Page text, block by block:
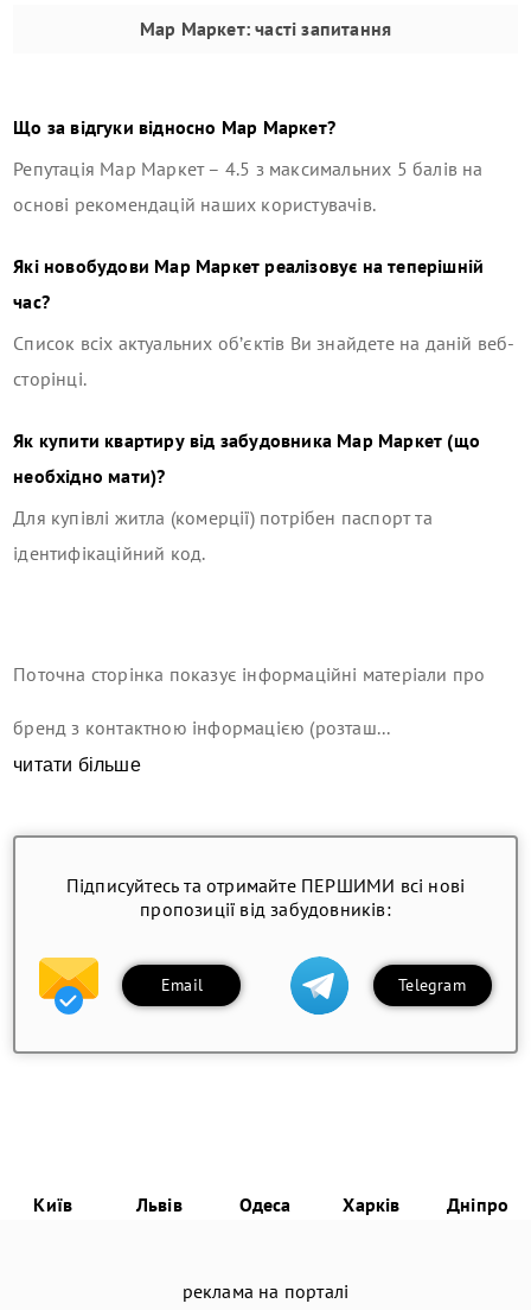
Мар Маркет: часті запитання
Що за відгуки відносно Мар Маркет?
Репутація Мар Маркет– 4.5 з максимальних 5 балів на
основі рекомендацій наших користувачів.
Які новобудови Мар Маркет реалізовує на теперішній
час?
Список всіх актуальних об’єктів Ви знайдете на даній веб-
сторінці.
Як купити квартиру від забудовника Мар Маркет (що
необхідно мати)?
Для купівлі житла (комерції) потрібен паспорт та
ідентифікаційний код.
Поточна сторінка показує інформаційні матеріали про
бренд з контактною інформацією (розташ...
читати більше
Підписуйтесь та отримайте ПЕРШИМИ всі нові
пропозиції від забудовників:
Email Telegram
Київ Львів Одеса Харків Дніпро
реклама на порталі